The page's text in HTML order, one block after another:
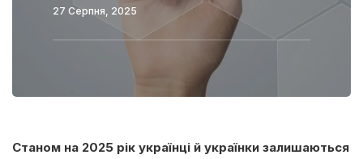
27 Серпня, 2025
Станом на 2025 рік українці й українки залишаються